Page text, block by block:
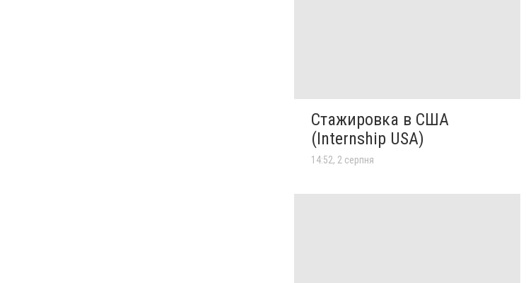
Стажировка в США
(Internship USA)
14:52, 2 серпня